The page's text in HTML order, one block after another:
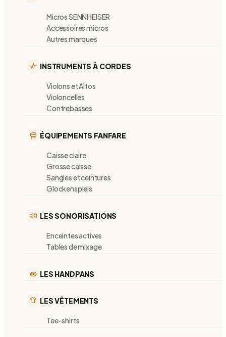
Micros SENNHEISER
Accessoires micros
Autres marques
INSTRUMENTS À CORDES
Violons et Altos
Violoncelles
Contrebasses
ÉQUIPEMENTS FANFARE
Caisse claire
Grosse caisse
Sangles et ceintures
Glockenspiels
LES SONORISATIONS
Enceintes actives
Tables de mixage
LES HANDPANS
LES VÊTEMENTS
Tee-shirts